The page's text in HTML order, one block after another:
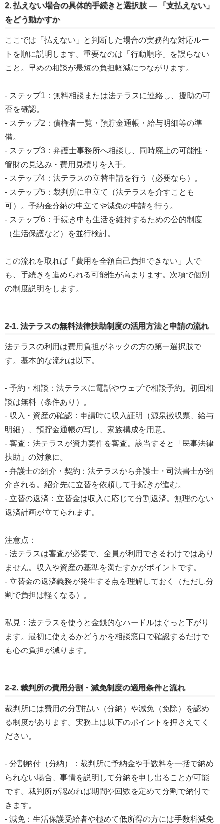
2. 払えない場合の具体的手続きと選択肢 — 「支払えない」
をどう動かすか
ここでは「払えない」と判断した場合の実務的な対応ルー
トを順に説明します。重要なのは「行動順序」を誤らない
こと。早めの相談が最短の負担軽減につながります。
- ステップ1：無料相談または法テラスに連絡し、援助の可
否を確認。
- ステップ2：債権者一覧・預貯金通帳・給与明細等の準
備。
- ステップ3：弁護士事務所へ相談し、同時廃止の可能性・
管財の見込み・費用見積りを入手。
- ステップ4：法テラスの立替申請を行う（必要なら）。
- ステップ5：裁判所に申立て（法テラスを介すことも
可）。予納金分納の申立てや減免の申請を行う。
- ステップ6：手続き中も生活を維持するための公的制度
（生活保護など）を並行検討。
この流れを取れば「費用を全額自己負担できない」人で
も、手続きを進められる可能性が高まります。次項で個別
の制度説明をします。
2-1. 法テラスの無料法律扶助制度の活用方法と申請の流れ
法テラスの利用は費用負担がネックの方の第一選択肢で
す。基本的な流れは以下。
- 予約・相談：法テラスに電話やウェブで相談予約。初回相
談は無料（条件あり）。
- 収入・資産の確認：申請時に収入証明（源泉徴収票、給与
明細）、預貯金通帳の写し、家族構成を用意。
- 審査：法テラスが資力要件を審査。該当すると「民事法律
扶助」の対象に。
- 弁護士の紹介・契約：法テラスから弁護士・司法書士が紹
介される。紹介先に立替を依頼して手続きが進む。
- 立替の返済：立替金は収入に応じて分割返済。無理のない
返済計画が立てられます。
注意点：
- 法テラスは審査が必要で、全員が利用できるわけではあり
ません。収入や資産の基準を満たすかがポイントです。
- 立替金の返済義務が発生する点を理解しておく（ただし分
割で負担は軽くなる）。
私見：法テラスを使うと金銭的なハードルはぐっと下がり
ます。最初に使えるかどうかを相談窓口で確認するだけで
も心の負担が減ります。
2-2. 裁判所の費用分割・減免制度の適用条件と流れ
裁判所には費用の分割払い（分納）や減免（免除）を認め
る制度があります。実務上は以下のポイントを押さえてく
ださい。
- 分割納付（分納）：裁判所に予納金や手数料を一括で納め
られない場合、事情を説明して分納を申し出ることが可能
です。裁判所が認めれば期間や回数を定めて分割で納付で
きます。
- 減免：生活保護受給者や極めて低所得の方には手数料減免